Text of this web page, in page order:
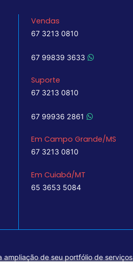
Vendas
67 3213 0810
67 99839 3633
Suporte
67 3213 0810
67 99936 2861
Em Campo Grande/MS
67 3213 0810
Em Cuiabá/MT
65 3653 5084
de seu portfólio de serviços